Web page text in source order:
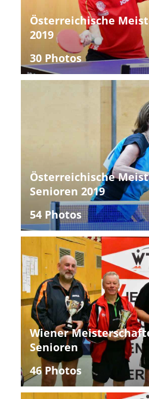
Österreichische
2019
30 Photos
Österreichische
Senioren 2019
54 Photos
Wiener
Senioren
46 Photos